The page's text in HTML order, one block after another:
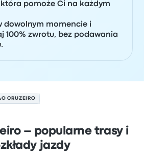
pomoże Ci na każdym
dowolnym momencie i
100% zwrotu, bez podawania
CRUZEIRO
– popularne trasy i
jazdy